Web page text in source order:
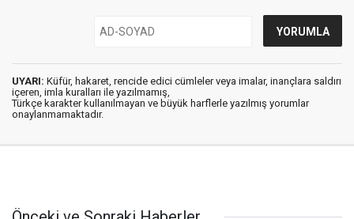
UYARI: Küfür, hakaret, rencide edici cümleler veya imalar, inançlara saldırı
içeren, imla kuralları ile yazılmamış,
Türkçe karakter kullanılmayan ve büyük harflerle yazılmış yorumlar
onaylanmamaktadır.